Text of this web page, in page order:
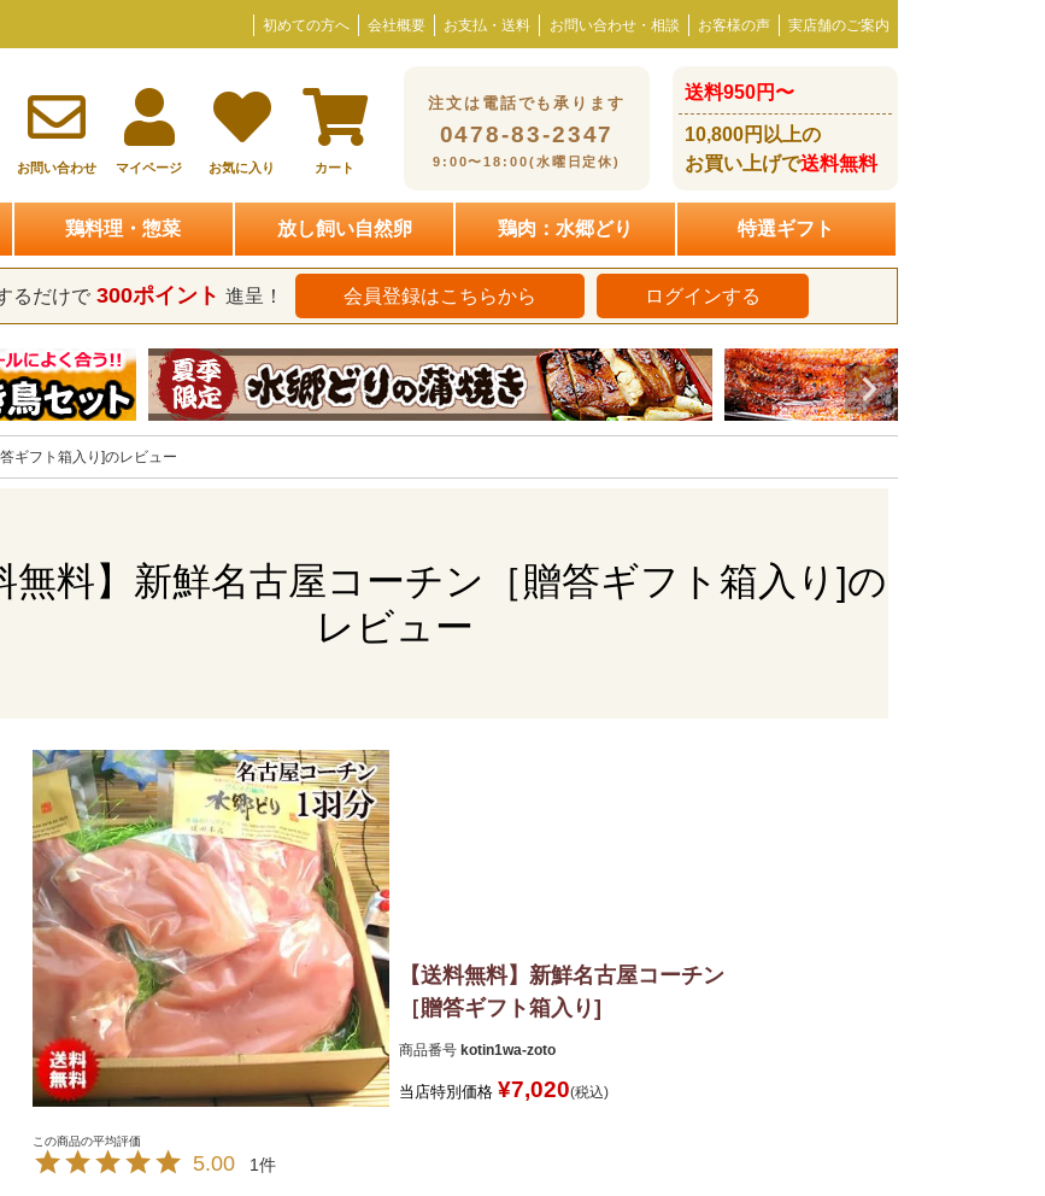
初めての方へ 会社概要 お支払・送料 お問い合わせ・相談 お客様の声 実店舗のご案内
お問い合わせ マイページ お気に入り カート
注文は電話でも承ります
0478-83-2347
9:00〜18:00(水曜日定休)
送料950円〜
10,800円以上の
お買い上げで送料無料
鶏料理・惣菜 放し飼い自然卵 鶏肉：水郷どり 特選ギフト
るだけで 300ポイント 進呈！ 会員登録はこちらから ログインする
ギフト箱入り]のレビュー
無料】新鮮名古屋コーチン［贈答ギフト箱入り]の
レビュー
【送料無料】新鮮名古屋コーチン
［贈答ギフト箱入り]
商品番号 kotin1wa-zoto
当店特別価格 ¥7,020 税込
5.00 1